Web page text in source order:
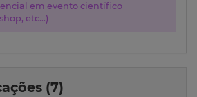
em evento científico
etc...)
(7)